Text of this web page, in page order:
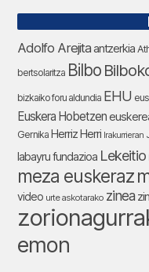
Adolfo Arejitaantzerkia
bertsolaritza Bilbo
bizkaiko foru aldundia EHU
Euskera Hobetzen
Gernika Herriz Herri Irakurrieran
labayru fundazioa Lekeitio
meza euskeraz
video urte askotarako zinea
emon